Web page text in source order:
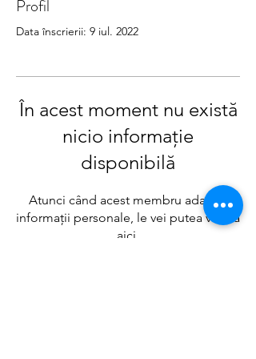
Profil
Data înscrierii: 9 iul. 2022
În acest moment nu există
nicio informație
disponibilă
Atunci când acest membru adaugă
informații personale, le vei putea vedea
aici.